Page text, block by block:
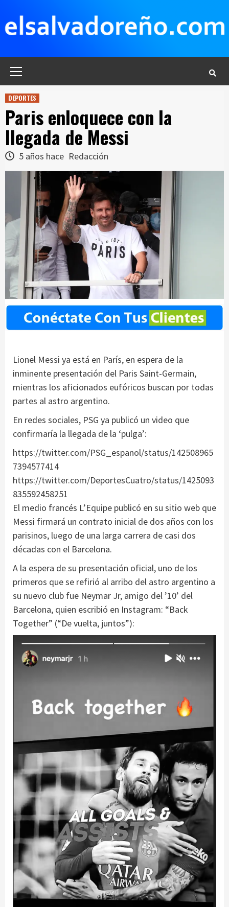
contenido
DEPORTES
Paris enloquece con la
llegada de Messi
5 años hace Redacción
Lionel Messi ya está en París, en espera de la
inminente presentación del Paris Saint-Germain,
mientras los aficionados eufóricos buscan por todas
partes al astro argentino.
En redes sociales, PSG ya publicó un video que
confirmaría la llegada de la ‘pulga’:
https://twitter.com/PSG_espanol/status/142508965
7394577414
https://twitter.com/DeportesCuatro/status/1425093
835592458251
El medio francés L’Equipe publicó en su sitio web que
Messi firmará un contrato inicial de dos años con los
parisinos, luego de una larga carrera de casi dos
décadas con el Barcelona.
A la espera de su presentación oficial, uno de los
primeros que se refirió al arribo del astro argentino a
su nuevo club fue Neymar Jr, amigo del ’10’ del
Barcelona, quien escribió en Instagram: “Back
Together” (“De vuelta, juntos”):